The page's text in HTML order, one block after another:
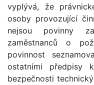
vyplývá, že
osoby provozující
nejsou povinny
zaměstnanců o
povinnost
ostatními předpisy
bezpečnosti